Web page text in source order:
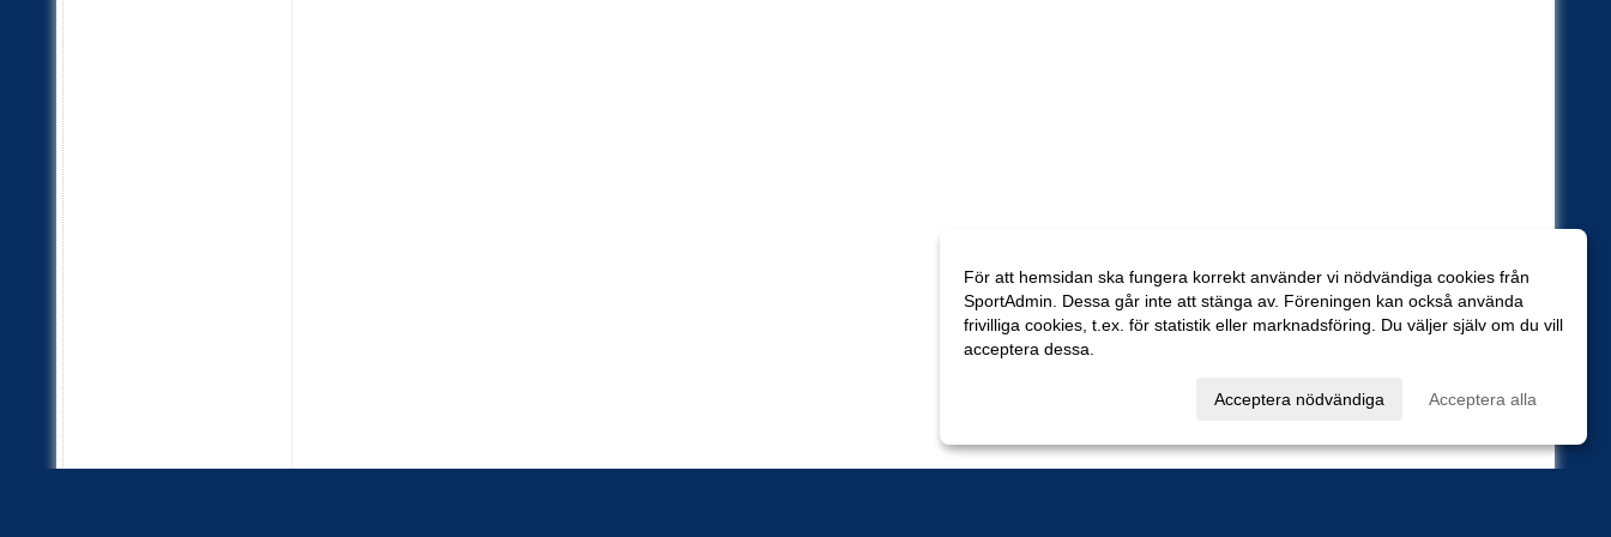
För att hemsidan ska fungera korrekt använder vi nödvändiga cookies från
SportAdmin. Dessa går inte att stänga av. Föreningen kan också använda
frivilliga cookies, t.ex. för statistik eller marknadsföring. Du väljer själv om du vill
acceptera dessa.
Acceptera nödvändiga Acceptera alla